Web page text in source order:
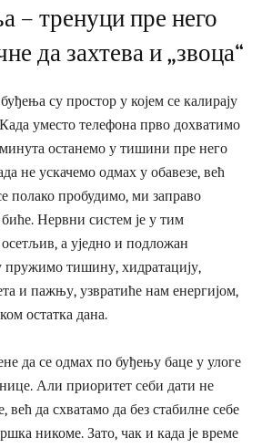
– тренуци пре него
да захтева и „звоца“
су простор у којем се калирају
уместо телефона прво дохватимо
останемо у тишини пре него
не ускачемо одмах у обавезе, већ
полако пробудимо, ми заправо
Нервни систем је у тим
а уједно и подложан
пружимо тишину, хидратацију,
и пажњу, узвратиће нам енергијом,
остатка дана.
да се одмах по буђењу баце у улоге
Али приоритет себи дати не
већ да схватамо да без стабилне себе
никоме. Зато, чак и када је време